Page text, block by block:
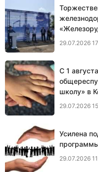
29.07.2026
С 1
школу» в
29.07.2026
Усилена
29.07.2026